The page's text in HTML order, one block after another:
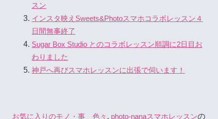
スン
インスタ映えSweets&Photoスマホコラボレッスン４
日間無事終了
Sugar Box Studio とのコラボレッスン順調に2日目お
わりました
神戸へ再びスマホレッスンに出張で伺います！
お気に入りのモノ・事 色々 , photo-nanaスマホレッスンの